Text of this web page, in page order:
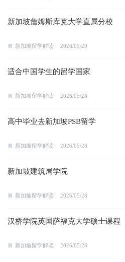
新加坡詹姆斯库克大学直属分校
新加坡留学解读 2026/05/29
适合中国学生的留学国家
新加坡留学解读 2026/05/28
高中毕业去新加坡PSB留学
新加坡留学解读 2026/05/28
新加坡建筑局学院
新加坡留学解读 2026/05/28
汉桥学院英国萨福克大学硕士课程
新加坡留学解读 2026/05/28